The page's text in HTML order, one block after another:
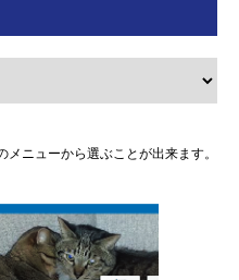
ニューから選ぶことが出来ます。